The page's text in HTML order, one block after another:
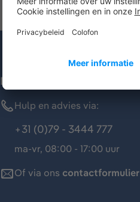
Dräger klantenservice
Hulp en advies via:
+31 (0)79 - 3444 777
ma-vr, 08:00 - 17:00 uur
Of via ons contactformulier